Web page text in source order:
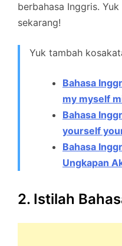
berbahasa Inggris.
sekarang!
Yuk tambah
Bahasa
my myself
Bahasa
yourself
Bahasa
Ungkapan
2. Istilah